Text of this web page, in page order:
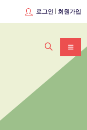
로그인 | 회원가입